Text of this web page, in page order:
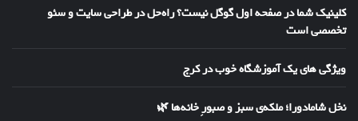
کلینیک شما در صفحه اول گوگل نیست؟ راه‌حل در طراحی سایت و سئو
تخصصی است
ویژگی های یک آموزشگاه خوب در کرج
نخل شامادورا؛ ملکه‌ی سبز و صبورِ خانه‌ها 🌿